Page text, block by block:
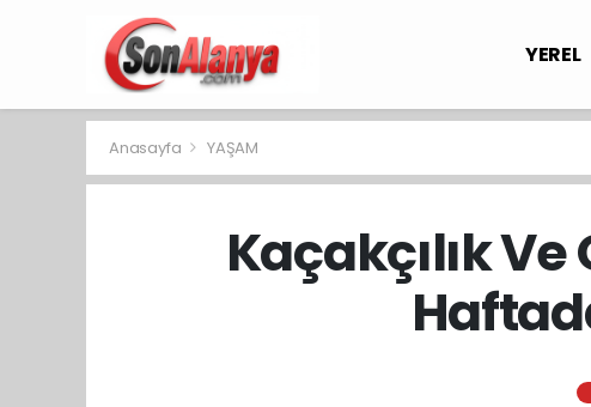
YEREL
Anasayfa YAŞAM
Kaçakçılık